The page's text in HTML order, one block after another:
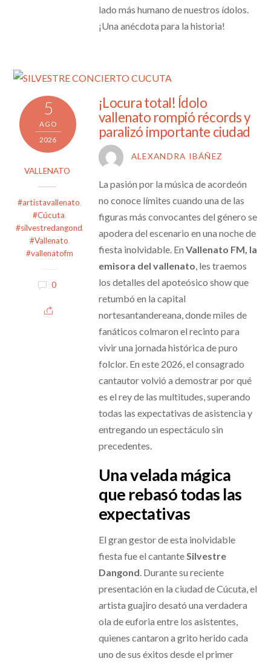
lado más humano de nuestros ídolos.
¡Una anécdota para la historia!
5
AGO
2026
VALLENATO
#artistavallenato,
#Cúcuta,
#silvestredangond,
#Vallenato,
#vallenatofm
0
¡Locura total! Ídolo
vallenato rompió récords y
paralizó importante ciudad
ALEXANDRA IBÁÑEZ
La pasión por la música de acordeón
no conoce límites cuando una de las
figuras más convocantes del género se
apodera del escenario en una noche de
fiesta inolvidable. En Vallenato FM, la
emisora del vallenato , les traemos
los detalles del apoteósico show que
retumbó en la capital
nortesantandereana, donde miles de
fanáticos colmaron el recinto para
vivir una jornada histórica de puro
folclor. En este 2026, el consagrado
cantautor volvió a demostrar por qué
es el rey de las multitudes, superando
todas las expectativas de asistencia y
entregando un espectáculo sin
precedentes.
Una velada mágica
que rebasó todas las
expectativas
El gran gestor de esta inolvidable
fiesta fue el cantanteSilvestre
Dangond. Durante su reciente
presentación en la ciudad de Cúcuta, el
artista guajiro desató una verdadera
ola de euforia entre los asistentes,
quienes cantaron a grito herido cada
uno de sus éxitos desde el primer